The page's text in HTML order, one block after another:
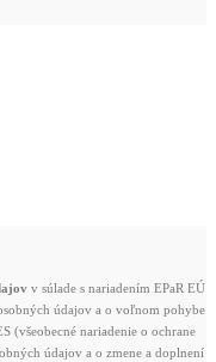
v súlade s nariadením EPaR EÚ
údajov a o voľnom pohybe
(všeobecné nariadenie o ochrane
údajov a o zmene a doplnení